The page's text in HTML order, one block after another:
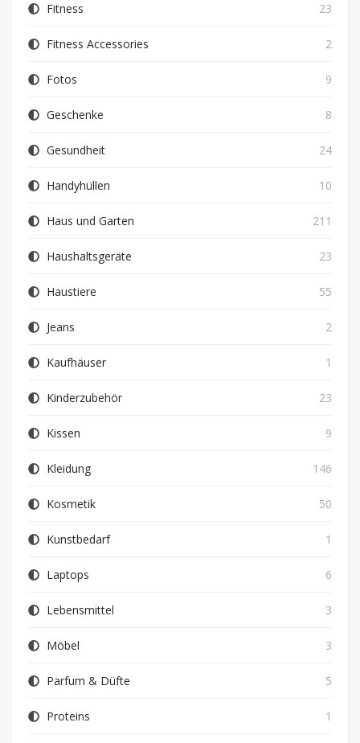
Fitness 23
Fitness Accessories 2
Fotos 9
Geschenke 8
Gesundheit 24
Handyhüllen 10
Haus und Garten 211
Haushaltsgeräte 23
Haustiere 55
Jeans 2
Kaufhäuser 1
Kinderzubehör 23
Kissen 9
Kleidung 146
Kosmetik 50
Kunstbedarf 1
Laptops 6
Lebensmittel 3
Möbel 3
Parfum & Düfte 5
Proteins 1